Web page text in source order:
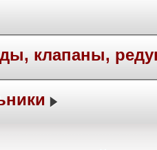
клапаны,